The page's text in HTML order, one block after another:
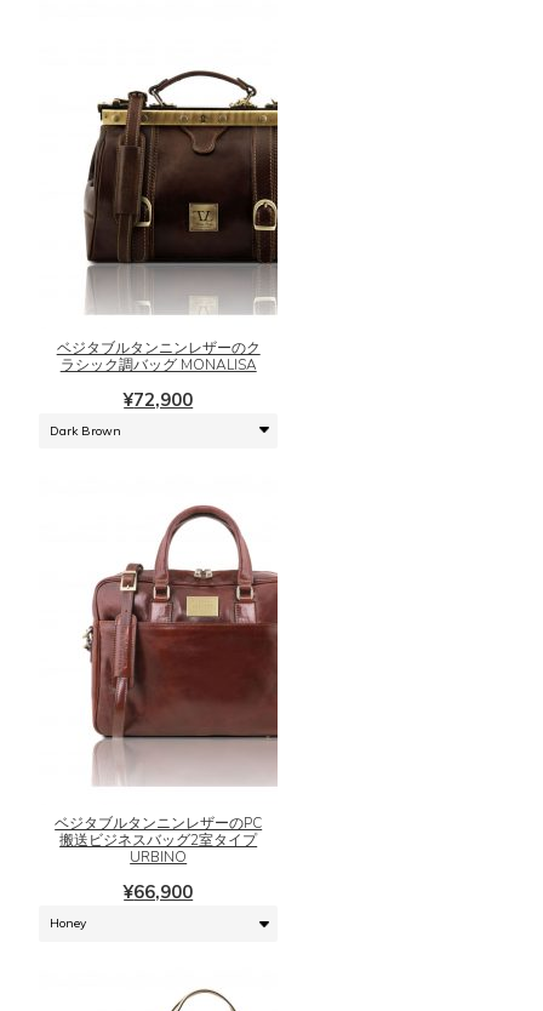
シ
ョ
ン
が
あ
り
ま
す。
オ
プ
ョ
は
ジ
か
ら
選
択
す
ベジタブルタンニンレザーのク
ラシック調バッグ MONALISA
¥72,900
の
商
品
は
数
エ
ー
シ
ョ
ン
が
す。
プ
シ
ョ
ン
は
ベジタブルタンニンレザーのPC
搬送ビジネスバッグ2室タイプ
URBINO
¥66,900
の
に
は
複
数